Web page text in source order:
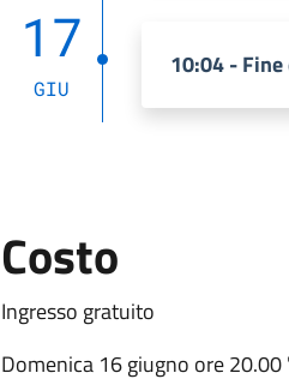
17
GIU
10:04 -
Costo
Ingresso gratuito
Domenica 16 giugno ore